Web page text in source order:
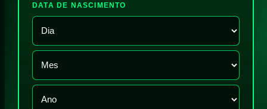
DATA DE NASCIMENTO